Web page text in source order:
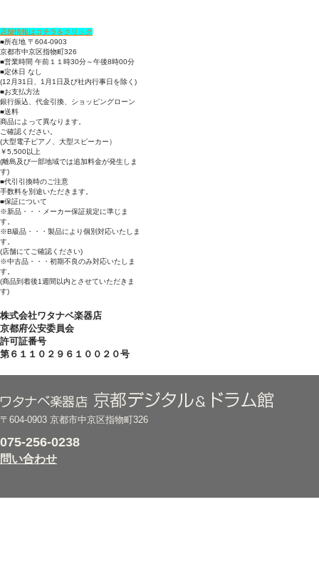
店舗情報はコチラをクリック
■所在地 〒604-0903
京都市中京区指物町326
■営業時間 午前１１時30分～午後8時00分
■定休日 なし
(12月31日、1月1日及び社内行事日を除く)
■お支払方法
銀行振込、代金引換、ショッピングローン
■送料
商品によって異なります。
ご確認ください。
(大型電子ピアノ、大型スピーカー）
￥5,500以上
(離島及び一部地域では追加料金が発生しま
す)
■代引引換時のご注意
手数料を別途いただきます。
■保証について
※新品・・・メーカー保証規定に準じま
す。
※B級品・・・製品により個別対応いたしま
す。
(店舗にてご確認ください)
※中古品・・・初期不良のみ対応いたしま
す。
(商品到着後1週間以内とさせていただきま
す)
株式会社ワタナベ楽器店
京都府公安委員会
許可証番号
第６１１０２９６１００２０号
〒604-0903 京都市中京区指物町326
075-256-0238
問い合わせ